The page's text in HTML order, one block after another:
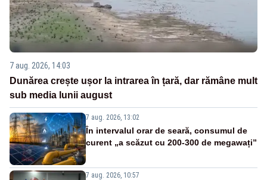
7 aug. 2026, 14:03
Dunărea crește ușor la intrarea în țară, dar rămâne mult
sub media lunii august
7 aug. 2026, 13:02
În intervalul orar de seară, consumul de
curent „a scăzut cu 200-300 de megawați”
7 aug. 2026, 10:57